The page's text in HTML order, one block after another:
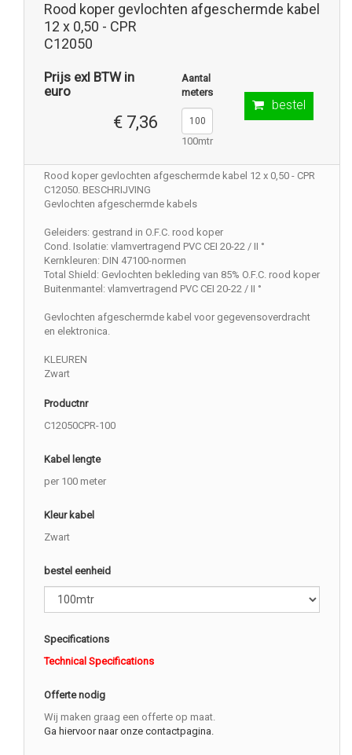
Rood koper gevlochten afgeschermde kabel
12 x 0,50 - CPR
C12050
Prijs exl BTW in
euro
€ 7,36
Aantal
meters
100mtr
bestel
Rood koper gevlochten afgeschermde kabel 12 x 0,50 - CPR
C12050. BESCHRIJVING
Gevlochten afgeschermde kabels
Geleiders: gestrand in O.F.C. rood koper
Cond. Isolatie: vlamvertragend PVC CEI 20-22 / II °
Kernkleuren: DIN 47100-normen
Total Shield: Gevlochten bekleding van 85% O.F.C. rood koper
Buitenmantel: vlamvertragend PVC CEI 20-22 / II °
Gevlochten afgeschermde kabel voor gegevensoverdracht
en elektronica.
KLEUREN
Zwart
Productnr
C12050CPR-100
Kabel lengte
per 100 meter
Kleur kabel
Zwart
bestel eenheid
Specifications
Technical Specifications
Offerte nodig
Wij maken graag een offerte op maat.
Ga hiervoor naar onze contactpagina.